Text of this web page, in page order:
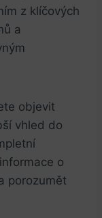
z klíčových
a
objevit
vhled do
o
porozumět